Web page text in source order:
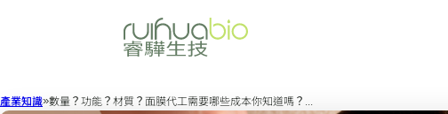
產業知識 數量？功能？材質？面膜代工需要哪些成本你知道嗎？...